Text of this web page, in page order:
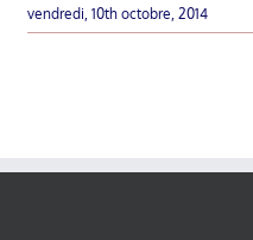
vendredi, 10th octobre, 2014